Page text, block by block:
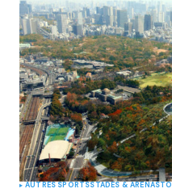
AUTRES SPORTSSTADES & ARENAS